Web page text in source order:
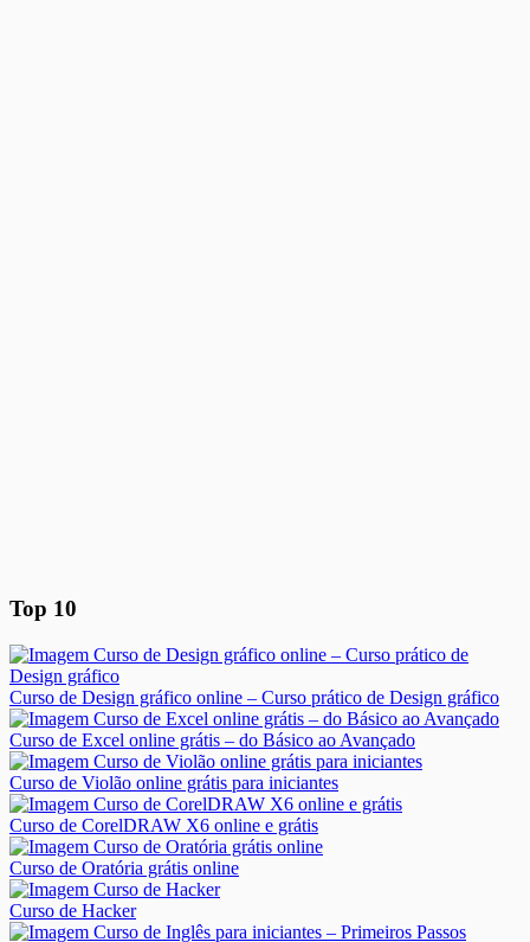
Top 10
Curso de Design gráfico online – Curso prático de Design gráfico
Curso de Excel online grátis – do Básico ao Avançado
Curso de Violão online grátis para iniciantes
Curso de CorelDRAW X6 online e grátis
Curso de Oratória grátis online
Curso de Hacker